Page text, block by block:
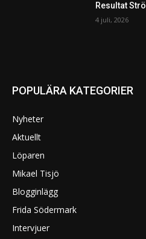
Resultat
4 juli, 2026
POPULÄRA KATEGORIER
Nyheter
Aktuellt
Löparen
Mikael Tisjö
Blogginlägg
Frida Södermark
Intervjuer